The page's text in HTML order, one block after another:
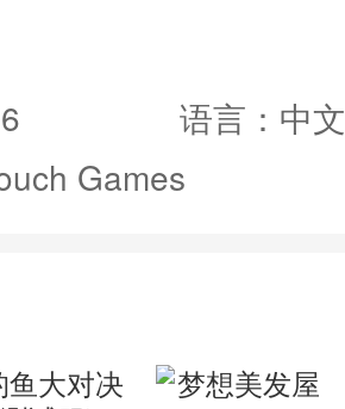
语言：中文
Games